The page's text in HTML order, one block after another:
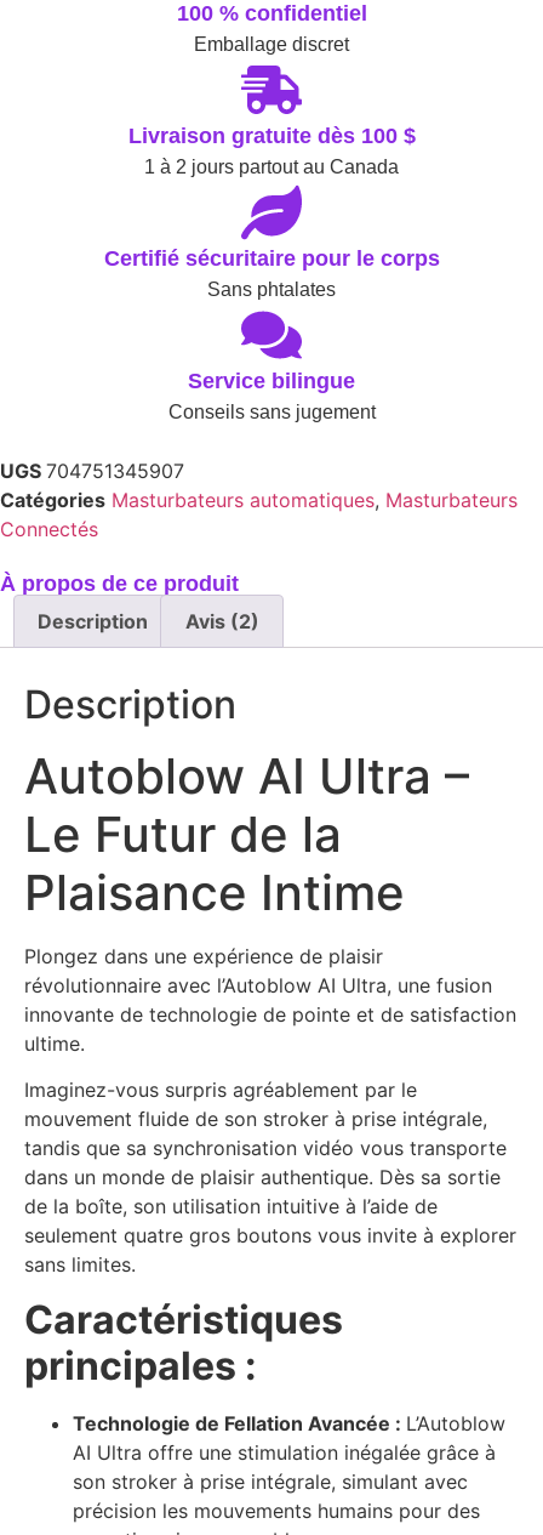
100 % confidentiel
Emballage discret
Livraison gratuite dès 100 $
1 à 2 jours partout au Canada
Certifié sécuritaire pour le corps
Sans phtalates
Service bilingue
Conseils sans jugement
UGS 704751345907
Catégories Masturbateurs automatiques, Masturbateurs
Connectés
À propos de ce produit
Description
Avis (2)
Description
Autoblow AI Ultra –
Le Futur de la
Plaisance Intime
Plongez dans une expérience de plaisir
révolutionnaire avec l’Autoblow AI Ultra, une fusion
innovante de technologie de pointe et de satisfaction
ultime.
Imaginez-vous surpris agréablement par le
mouvement fluide de son stroker à prise intégrale,
tandis que sa synchronisation vidéo vous transporte
dans un monde de plaisir authentique. Dès sa sortie
de la boîte, son utilisation intuitive à l’aide de
seulement quatre gros boutons vous invite à explorer
sans limites.
Caractéristiques
principales :
Technologie de Fellation Avancée : L’Autoblow
AI Ultra offre une stimulation inégalée grâce à
son stroker à prise intégrale, simulant avec
précision les mouvements humains pour des